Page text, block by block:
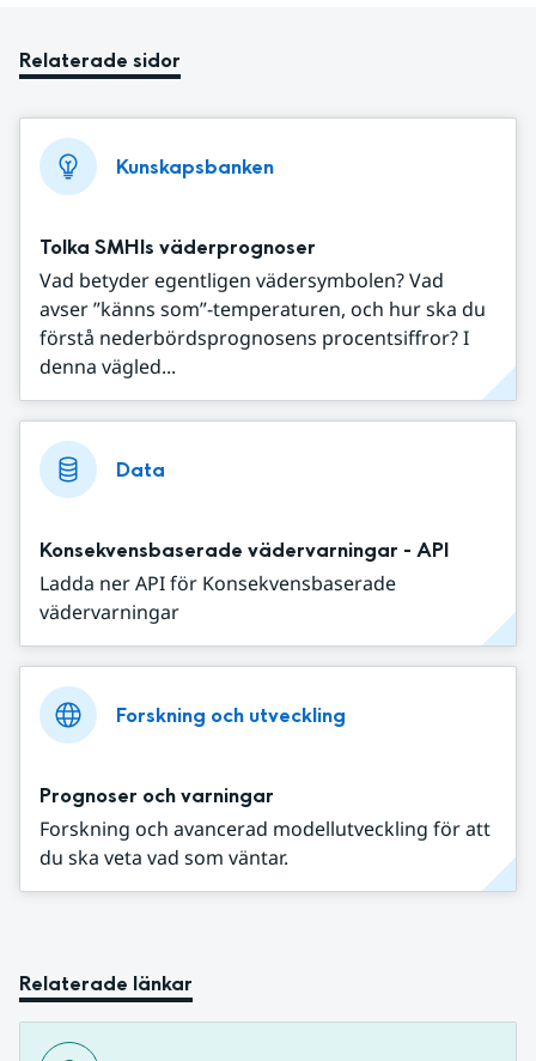
Relaterade sidor
Kunskapsbanken
Tolka SMHIs väderprognoser
Vad betyder egentligen vädersymbolen? Vad
avser ”känns som”-temperaturen, och hur ska du
förstå nederbördsprognosens procentsiffror? I
denna vägled...
Data
Konsekvensbaserade vädervarningar - API
Ladda ner API för Konsekvensbaserade
vädervarningar
Forskning och utveckling
Prognoser och varningar
Forskning och avancerad modellutveckling för att
du ska veta vad som väntar.
Relaterade länkar